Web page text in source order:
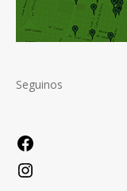
Seguinos